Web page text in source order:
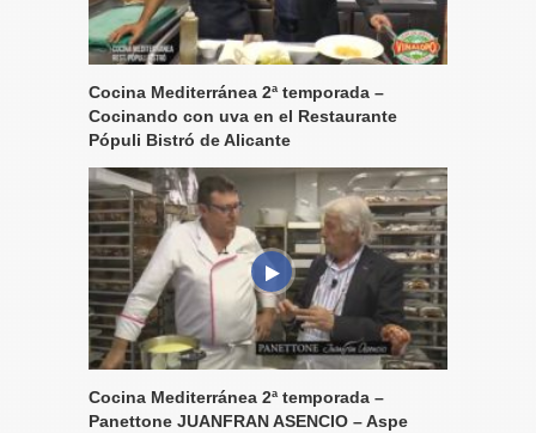
Cocina Mediterránea 2ª temporada –
Cocinando con uva en el Restaurante
Pópuli Bistró de Alicante
Cocina Mediterránea 2ª temporada –
Panettone JUANFRAN ASENCIO – Aspe